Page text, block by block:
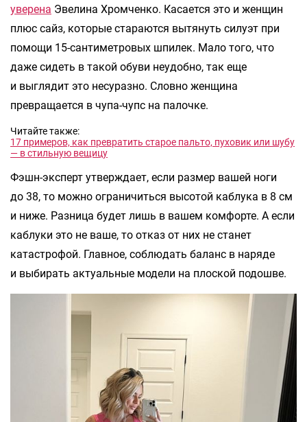
уверена Эвелина Хромченко. Касается это и женщин
плюс сайз, которые стараются вытянуть силуэт при
помощи 15-сантиметровых шпилек. Мало того, что
даже сидеть в такой обуви неудобно, так еще
и выглядит это несуразно. Словно женщина
превращается в чупа-чупс на палочке.
Читайте также:
17 примеров, как превратить старое пальто, пуховик или шубу
— в стильную вещицу
Фэшн-эксперт утверждает, если размер вашей ноги
до 38, то можно ограничиться высотой каблука в 8 см
и ниже. Разница будет лишь в вашем комфорте. А если
каблуки это не ваше, то отказ от них не станет
катастрофой. Главное, соблюдать баланс в наряде
и выбирать актуальные модели на плоской подошве.